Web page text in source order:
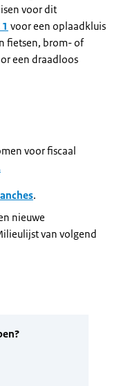
voor dit
voor een oplaadkluis
fietsen, brom- of
een draadloos
voor fiscaal
.
nieuwe
van volgend